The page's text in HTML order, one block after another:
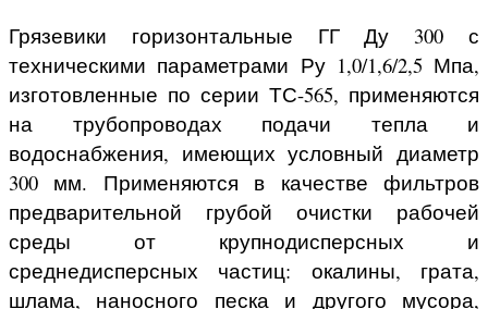
Грязевики горизонтальные ГГ Ду 300 с
техническими параметрами Ру 1,0/1,6/2,5 Мпа,
изготовленные по серии ТС-565, применяются
на трубопроводах подачи тепла и
водоснабжения, имеющих условный диаметр
300 мм. Применяются в качестве фильтров
предварительной грубой очистки рабочей
среды от крупнодисперсных и
среднедисперсных частиц: окалины, грата,
шлама, наносного песка и другого мусора,